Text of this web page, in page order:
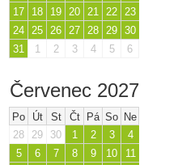
17
18 19 20 21 22
23
24
25 26 27 28 29 30
31
1 2 3 4 5 6
Červenec 2027
Po Út St Čt Pá So Ne
28
29 30 1 2 3
4
5
6 7 8 9 10
11